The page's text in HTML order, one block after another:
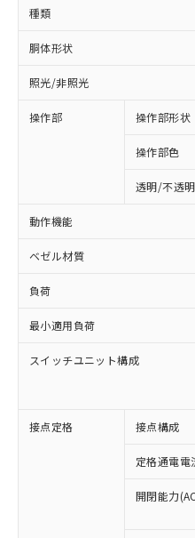
種類
胴体形状
照光/非照光
操作部 操作部形状
操作部色
透明/不透明
動作機能
ベゼル材質
負荷
最小適用負荷
スイッチユニット構成
接点定格 接点構成
定格通電電
開閉能力
※1 対応状況
対応済み：EU
非含有に対応した
対応予定：EU